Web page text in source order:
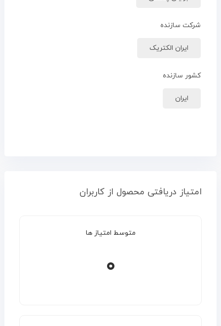
شرکت سازنده
ایران الکتریک
کشور سازنده
ایران
امتیاز دریافتی محصول از کاربران
متوسط امتیاز ها
۰